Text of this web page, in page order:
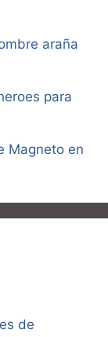
araña
para
Magneto en
de